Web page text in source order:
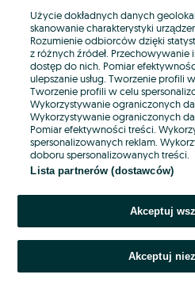
E-mail
Hasło
Nie pamiętasz hasła?
Zaloguj
Użycie dokładnych danych
skanowanie charakterystyki
Rozumienie odbiorców dzięki
z różnych źródeł. Przechowywanie
dostęp do nich. Pomiar
ulepszanie usług. Tworzenie profili
Tworzenie profili w celu
Wykorzystywanie ograniczonych
Wykorzystywanie ograniczonych
Pomiar efektywności treści.
spersonalizowanych reklam.
doboru spersonalizowanych treści.
Lista partnerów (dostawców)
Akceptuj
Akceptuj